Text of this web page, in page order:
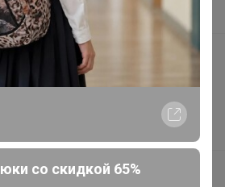
со скидкой 65%